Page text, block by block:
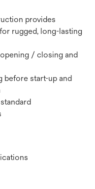
provides
rugged, long-lasting
/ closing and
before start-up and